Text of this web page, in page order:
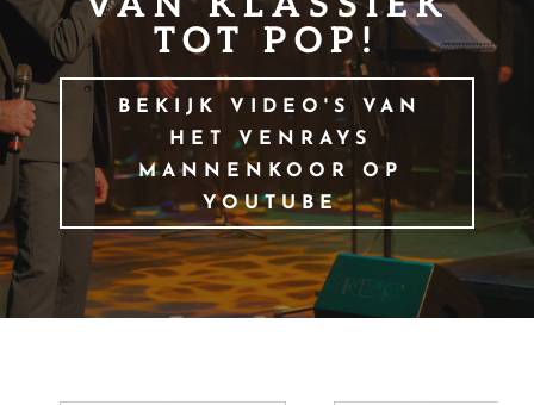
TOT POP!
BEKIJK VIDEO'S VAN
HET VENRAYS
MANNENKOOR OP
YOUTUBE